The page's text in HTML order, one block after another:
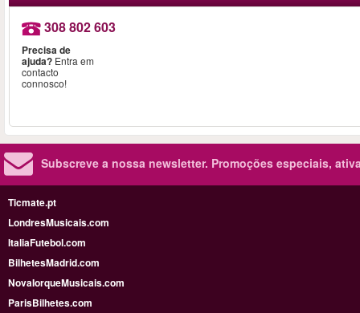
308 802 603
Precisa de
ajuda? Entra em
contacto
connosco!
Subscreve a nossa newsletter. Promoções especiais,
Ticmate.pt
LondresMusicais.com
ItaliaFutebol.com
BilhetesMadrid.com
NovaIorqueMusicais.com
ParisBilhetes.com